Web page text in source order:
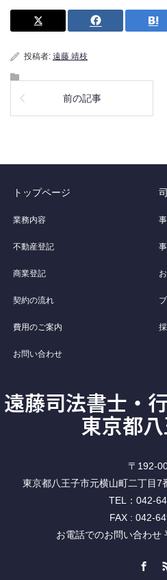
投稿者: 遠藤 靖枝
前の記事
トップページ
業務内容
不動産登記
商業登記
契約の流れ
費用のご案内
お問い合わせ
遠藤司法書士・
東京都
〒192-
東京都八王子市元横山町二丁目
TEL：042-
FAX : 042-
お電話でのお問い合わせ